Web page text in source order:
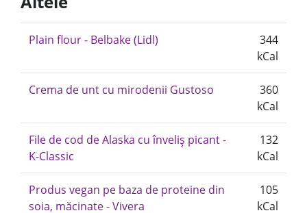
Plain flour - Belbake (Lidl)
344
kCal
Crema de unt cu mirodenii Gustoso
360
kCal
File de cod de Alaska cu înveliș picant -
K-Classic
132
kCal
Produs vegan pe baza de proteine din
soia, măcinate - Vivera
105
kCal